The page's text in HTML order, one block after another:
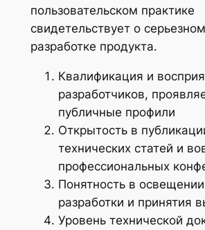
пользовательском практике
свидетельствует о
разработке продукта.
Квалификация и
разработчиков,
публичные профили
Открытость в
технических статей и
профессиональных
Понятность в
разработки и принятия
Уровень технической